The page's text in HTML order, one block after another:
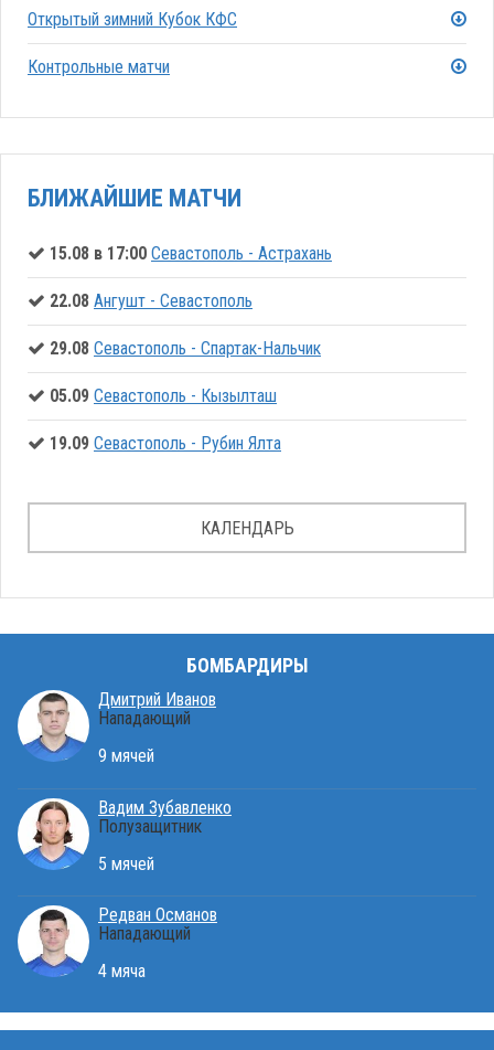
Открытый зимний Кубок КФС
Контрольные матчи
БЛИЖАЙШИЕ МАТЧИ
15.08 в 17:00 Севастополь - Астрахань
22.08 Ангушт - Севастополь
29.08 Севастополь - Спартак-Нальчик
05.09 Севастополь - Кызылташ
19.09 Севастополь - Рубин Ялта
КАЛЕНДАРЬ
БОМБАРДИРЫ
Дмитрий Иванов
Нападающий
9 мячей
Вадим Зубавленко
Полузащитник
5 мячей
Редван Османов
Нападающий
4 мяча